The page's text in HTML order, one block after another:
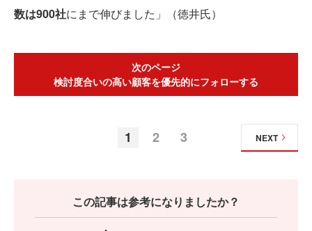
数は900社にまで伸びました」（徳井氏）
次のページ
検討度合いの高い顧客を優先的にフォローする
1 2 3 NEXT
この記事は参考になりましたか？